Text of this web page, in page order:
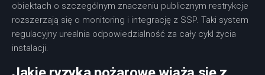
obiektach o szczególnym znaczeniu publicznym restrykcje
rozszerzają się o monitoring i integrację z SSP. Taki system
regulacyjny urealnia odpowiedzialność za cały cykl życia
instalacji.